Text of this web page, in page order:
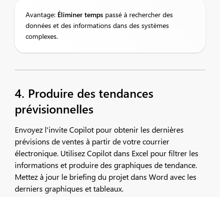
Avantage: Éliminer temps passé à rechercher des
données et des informations dans des systèmes
complexes.
4. Produire des tendances
prévisionnelles
Envoyez l'invite Copilot pour obtenir les dernières
prévisions de ventes à partir de votre courrier
électronique. Utilisez Copilot dans Excel pour filtrer les
informations et produire des graphiques de tendance.
Mettez à jour le briefing du projet dans Word avec les
derniers graphiques et tableaux.